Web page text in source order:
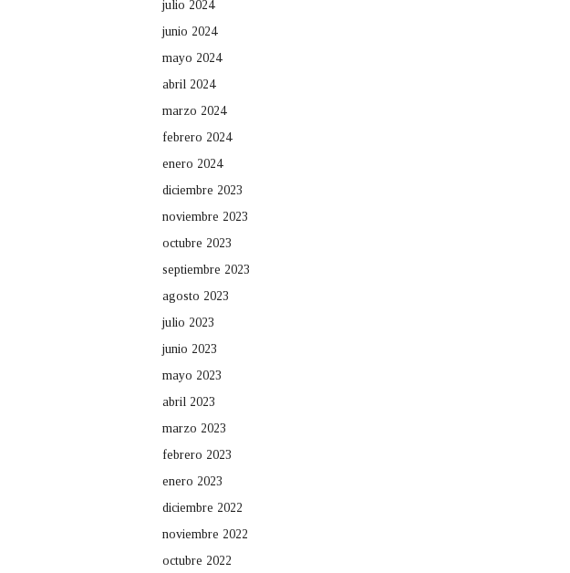
julio 2024
junio 2024
mayo 2024
abril 2024
marzo 2024
febrero 2024
enero 2024
diciembre 2023
noviembre 2023
octubre 2023
septiembre 2023
agosto 2023
julio 2023
junio 2023
mayo 2023
abril 2023
marzo 2023
febrero 2023
enero 2023
diciembre 2022
noviembre 2022
octubre 2022